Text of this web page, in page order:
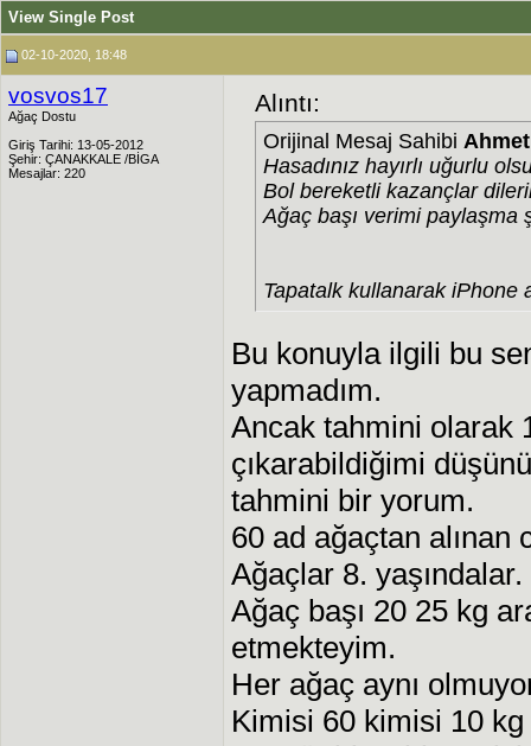
View Single Post
02-10-2020, 18:48
vosvos17
Ağaç Dostu
Giriş Tarihi: 13-05-2012
Şehir: ÇANAKKALE /BİGA
Mesajlar: 220
Alıntı:
Orijinal Mesaj Sahibi
Hasadınız hayırlı uğurlu
Bol bereketli kazançlar
Ağaç başı verimi paylaşma
Tapatalk kullanarak iPhone
Bu konuyla ilgili bu
yapmadım.
Ancak tahmini olarak
çıkarabildiğimi
tahmini bir yorum.
60 ad ağaçtan alınan
Ağaçlar 8. yaşındalar.
Ağaç başı 20 25 kg
etmekteyim.
Her ağaç aynı
Kimisi 60 kimisi 10